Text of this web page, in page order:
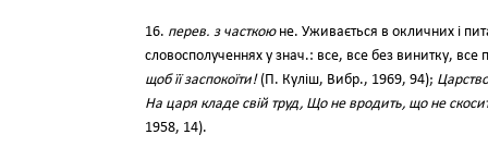
16. перев. з часткоюне. Уживається в окличних і
словосполученнях у знач.: все, все без винитку, все
щоб її заспокоїти!(П. Куліш, Вибр., 1969, 94);
На царя кладе свій труд, Що не вродить, що не
1958, 14).